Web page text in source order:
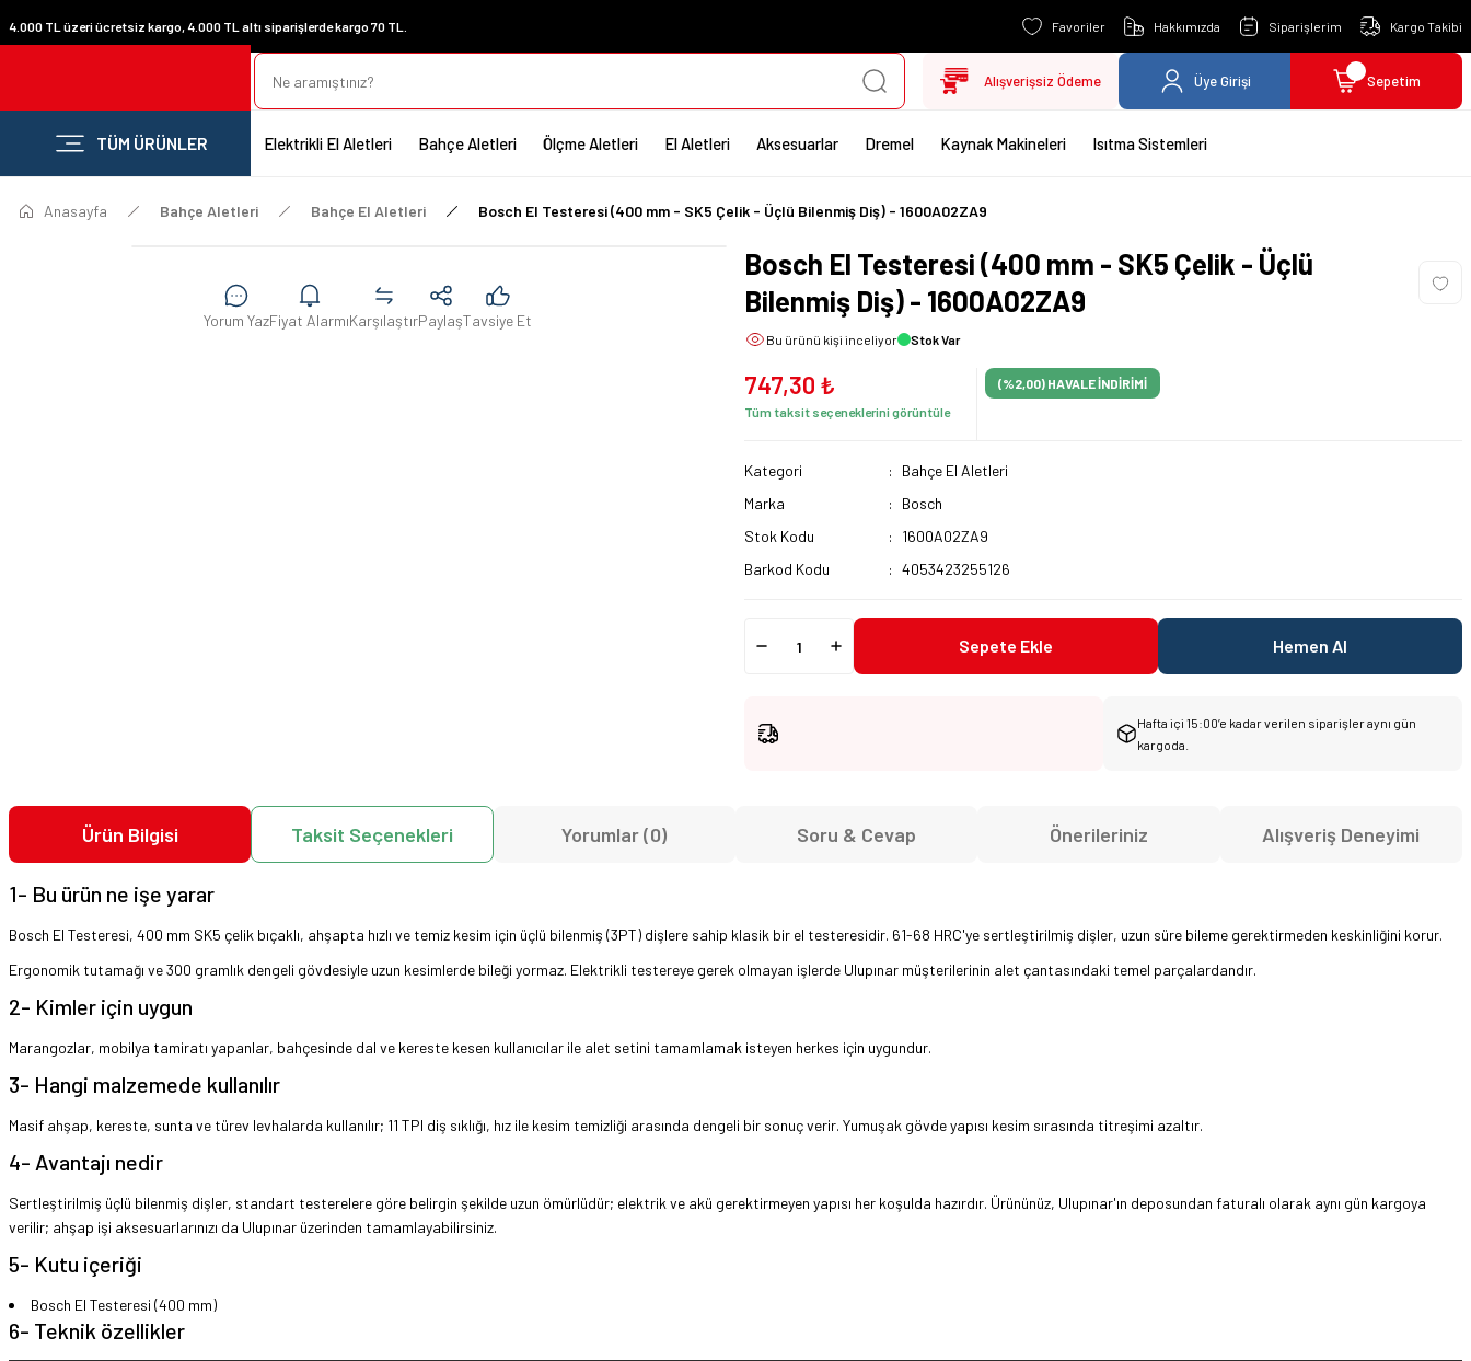
4.000 TL üzeri ücretsiz kargo, 4.000 TL altı siparişlerde kargo 70 TL. Favoriler Hakkımızda Siparişlerim Kargo Takibi
Alışverişsiz Ödeme Üye Girişi Sepetim
TÜM ÜRÜNLER Elektrikli El Aletleri Bahçe Aletleri Ölçme Aletleri El Aletleri Aksesuarlar Dremel Kaynak Makineleri Isıtma Sistemleri
Anasayfa Bahçe Aletleri Bahçe El Aletleri Bosch El Testeresi (400 mm - SK5 Çelik - Üçlü Bilenmiş Diş) - 1600A02ZA9
Yorum YazFiyat AlarmıKarşılaştırPaylaşTavsiye Et
Bosch El Testeresi (400 mm - SK5 Çelik - Üçlü
Bilenmiş Diş) - 1600A02ZA9
Bu ürünü kişi inceliyor Stok Var
747,30 ₺
Tüm taksit seçeneklerini görüntüle
(%2,00) HAVALE İNDİRİMİ
Kategori
Bahçe El Aletleri
Marka
Bosch
Stok Kodu
1600A02ZA9
Barkod Kodu
4053423255126
Sepete Ekle Hemen Al
Hafta içi 15:00’e kadar verilen siparişler aynı gün
kargoda.
Ürün Bilgisi Taksit Seçenekleri Yorumlar (0) Soru & Cevap Önerileriniz Alışveriş Deneyimi
1- Bu ürün ne işe yarar
Bosch El Testeresi, 400 mm SK5 çelik bıçaklı, ahşapta hızlı ve temiz kesim için üçlü bilenmiş (3PT) dişlere sahip klasik bir el testeresidir. 61-68 HRC'ye sertleştirilmiş dişler, uzun süre bileme gerektirmeden keskinliğini korur.
Ergonomik tutamağı ve 300 gramlık dengeli gövdesiyle uzun kesimlerde bileği yormaz. Elektrikli testereye gerek olmayan işlerde Ulupınar müşterilerinin alet çantasındaki temel parçalardandır.
2- Kimler için uygun
Marangozlar, mobilya tamiratı yapanlar, bahçesinde dal ve kereste kesen kullanıcılar ile alet setini tamamlamak isteyen herkes için uygundur.
3- Hangi malzemede kullanılır
Masif ahşap, kereste, sunta ve türev levhalarda kullanılır; 11 TPI diş sıklığı, hız ile kesim temizliği arasında dengeli bir sonuç verir. Yumuşak gövde yapısı kesim sırasında titreşimi azaltır.
4- Avantajı nedir
Sertleştirilmiş üçlü bilenmiş dişler, standart testerelere göre belirgin şekilde uzun ömürlüdür; elektrik ve akü gerektirmeyen yapısı her koşulda hazırdır. Ürününüz, Ulupınar'ın deposundan faturalı olarak aynı gün kargoya
verilir; ahşap işi aksesuarlarınızı da Ulupınar üzerinden tamamlayabilirsiniz.
5- Kutu içeriği
Bosch El Testeresi (400 mm)
6- Teknik özellikler